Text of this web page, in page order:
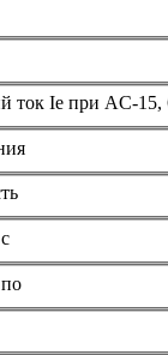
ток Ie при AC-15,